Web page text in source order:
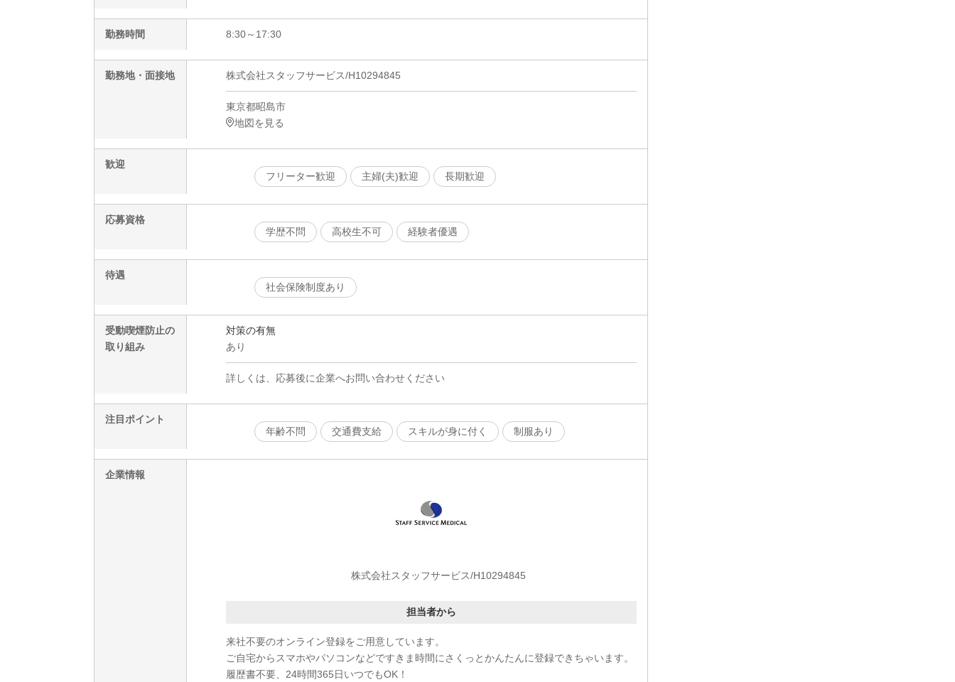
勤務時間 8:30～17:30
勤務地・面接地 株式会社スタッフサービス/H10294845
東京都昭島市
地図を見る
歓迎
フリーター歓迎
主婦(夫)歓迎 長期歓迎
応募資格
学歴不問
高校生不可 経験者優遇
待遇
社会保険制度あり
受動喫煙防止の
取り組み
対策の有無
あり
詳しくは、応募後に企業へお問い合わせください
注目ポイント
年齢不問
交通費支給 スキルが身に付く 制服あり
企業情報
株式会社スタッフサービス/H10294845
担当者から
来社不要のオンライン登録をご用意しています。
ご自宅からスマホやパソコンなどですきま時間にさくっとかんたんに登録できちゃいます。
履歴書不要、24時間365日いつでもOK！